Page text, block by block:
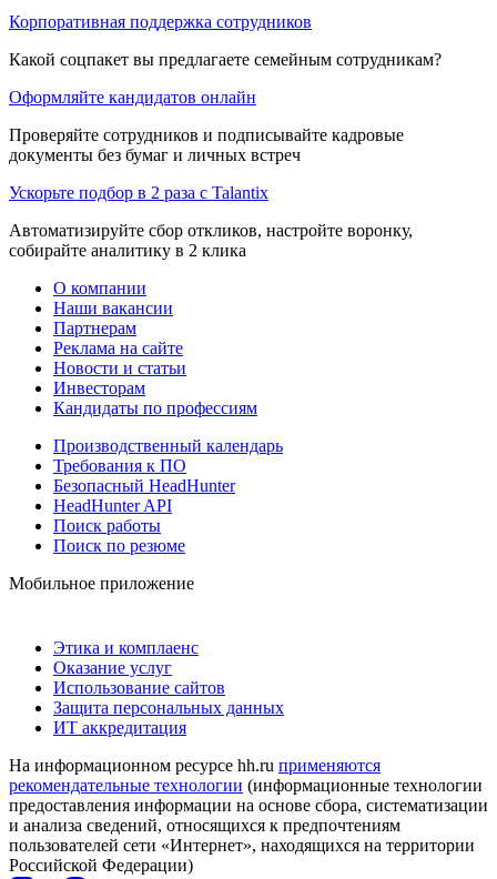
Корпоративная поддержка сотрудников
Какой соцпакет вы предлагаете семейным сотрудникам?
Оформляйте кандидатов онлайн
Проверяйте сотрудников и подписывайте кадровые
документы без бумаг и личных встреч
Ускорьте подбор в 2 раза с Talantix
Автоматизируйте сбор откликов, настройте воронку,
собирайте аналитику в 2 клика
О компании
Наши вакансии
Партнерам
Реклама на сайте
Новости и статьи
Инвесторам
Кандидаты по профессиям
Производственный календарь
Требования к ПО
Безопасный HeadHunter
HeadHunter API
Поиск работы
Поиск по резюме
Мобильное приложение
Этика и комплаенс
Оказание услуг
Использование сайтов
Защита персональных данных
ИТ аккредитация
На информационном ресурсе hh.ru применяются
рекомендательные технологии (информационные технологии
предоставления информации на основе сбора, систематизации
и анализа сведений, относящихся к предпочтениям
пользователей сети «Интернет», находящихся на территории
Российской Федерации)